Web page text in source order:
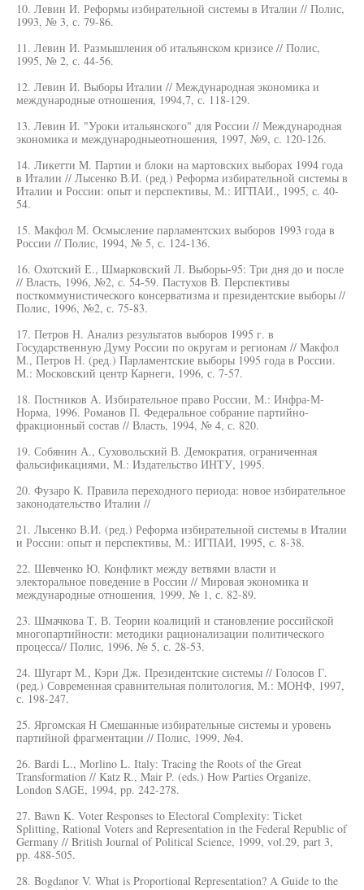
10. Левин И. Реформы избирательной системы в Италии // Полис,
1993, № 3, с. 79-86.
11. Левин И. Размышления об итальянском кризисе // Полис,
1995, № 2, с. 44-56.
12. Левин И. Выборы Италии // Международная экономика и
международные отношения, 1994,7, с. 118-129.
13. Левин И. "Уроки итальянского" для России // Международная
экономика и международныеотношения, 1997, №9, с. 120-126.
14. Ликетти М. Партии и блоки на мартовских выборах 1994 года
в Италии // Лысенко В.И. (ред.) Реформа избирательной системы в
Италии и России: опыт и перспективы, М.: ИГПАИ., 1995, с. 40-
54.
15. Макфол М. Осмысление парламентских выборов 1993 года в
России // Полис, 1994, № 5, с. 124-136.
16. Охотский Е., Шмарковский Л. Выборы-95: Три дня до и после
// Власть, 1996, №2, с. 54-59. Пастухов В. Перспективы
посткоммунистического консерватизма и президентские выборы //
Полис, 1996, №2, с. 75-83.
17. Петров Н. Анализ результатов выборов 1995 г. в
Государственную Думу России по округам и регионам // Макфол
М., Петров Н. (ред.) Парламентские выборы 1995 года в России.
М.: Московский центр Карнеги, 1996, с. 7-57.
18. Постников А. Избирательное право России, М.: Инфра-М-
Норма, 1996. Романов П. Федеральное собрание партийно-
фракционный состав // Власть, 1994, № 4, с. 820.
19. Собянин А., Суховольский В. Демократия, ограниченная
фальсификациями, М.: Издательство ИНТУ, 1995.
20. Фузаро К. Правила переходного периода: новое избирательное
законодательство Италии //
21. Лысенко В.И. (ред.) Реформа избирательной системы в Италии
и России: опыт и перспективы, М.: ИГПАИ, 1995, с. 8-38.
22. Шевченко Ю. Конфликт между ветвями власти и
электоральное поведение в России // Мировая экономика и
международные отношения, 1999, № 1, с. 82-89.
23. Шмачкова Т. В. Теории коалиций и становление российской
многопартийности: методики рационализации политического
процесса// Полис, 1996, № 5, с. 28-53.
24. Шугарт М., Кэри Дж. Президентские системы // Голосов Г.
(ред.) Современная сравнительная политология, М.: МОНФ, 1997,
с. 198-247.
25. Яргомская Н Смешанные избирательные системы и уровень
партийной фрагментации // Полис, 1999, №4.
26. Bardi L., Morlino L. Italy: Tracing the Roots of the Great
Transformation // Katz R., Mair P. (eds.) How Parties Organize,
London SAGE, 1994, pp. 242-278.
27. Bawn K. Voter Responses to Electoral Complexity: Ticket
Splitting, Rational Voters and Representation in the Federal Republic of
Germany // British Journal of Political Science, 1999, vol.29, part 3,
pp. 488-505.
28. Bogdanor V. What is Proportional Representation? A Guide to the